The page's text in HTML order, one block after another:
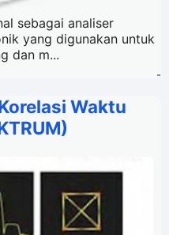
sebagai analiser
yang digunakan untuk
dan m...
-
Waktu